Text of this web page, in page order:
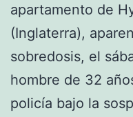
apartamento de
(Inglaterra),
sobredosis, el
hombre de 32
policía bajo la